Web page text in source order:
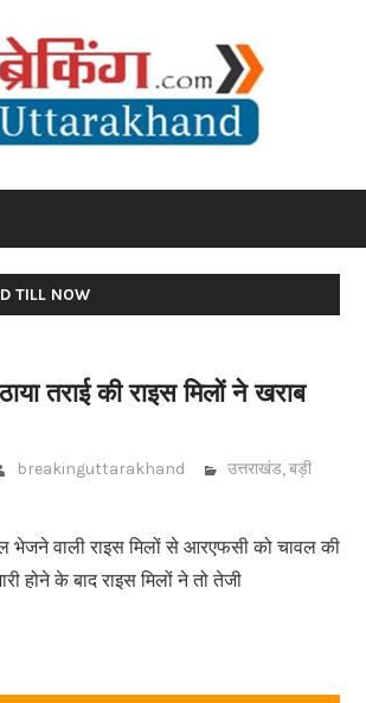
TILL NOW
तराई की राइस मिलों ने खराब
breakinguttarakhand उत्तराखंड,बड़ी
भेजने वाली राइस मिलों से आरएफसी को चावल की
होने के बाद राइस मिलों ने तो तेजी